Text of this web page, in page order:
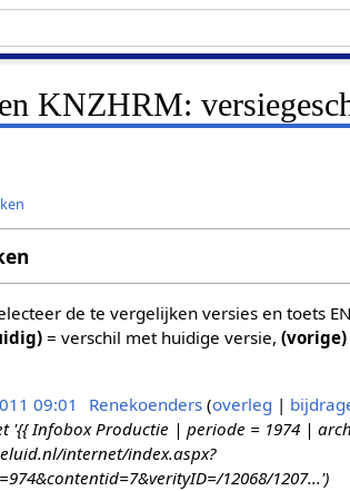
KNZHRM:
de te vergelijken versies en toets
= verschil met huidige versie,(vorige)
09:01 Renekoenders overleg
'{{ Infobox Productie | periode = 1974 |
internet/index.aspx?
12068/1207...'